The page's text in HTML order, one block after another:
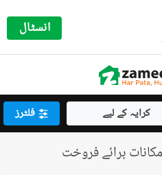
انسٹال
کرایہ کے لیے فلٹرز